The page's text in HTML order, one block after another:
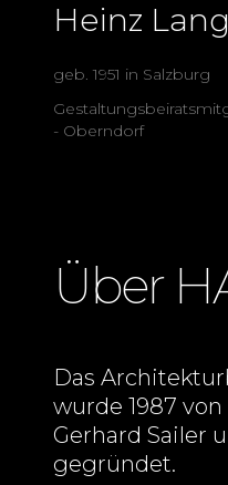
Heinz Lang
geb. 1951 in Salzburg
- Oberndorf
Über
Das
wurde 1987
Gerhard Sailer
gegründet.